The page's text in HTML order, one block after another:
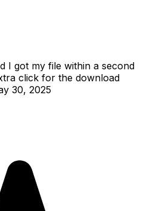
I got my file within a second
click for the download
30, 2025